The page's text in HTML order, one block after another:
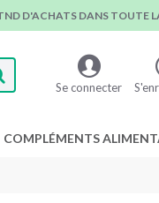
D'ACHATS DANS TOUTE
Se connecter
COMPLÉMENTS